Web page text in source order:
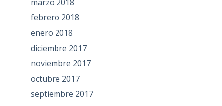
marzo 2018
febrero 2018
enero 2018
diciembre 2017
noviembre 2017
octubre 2017
septiembre 2017